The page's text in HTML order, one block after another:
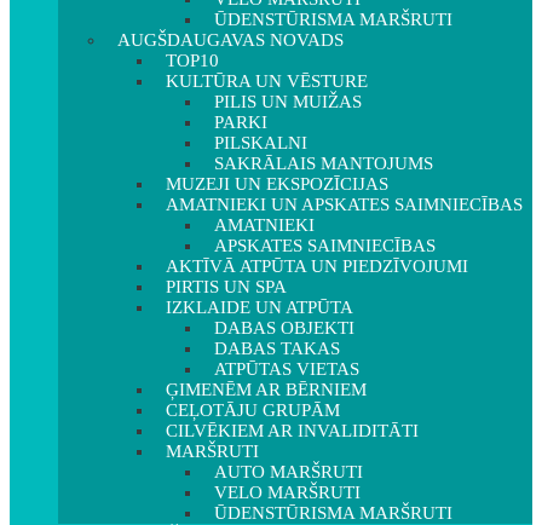
ŪDENSTŪRISMA MARŠRUTI
AUGŠDAUGAVAS NOVADS
TOP10
KULTŪRA UN VĒSTURE
PILIS UN MUIŽAS
PARKI
PILSKALNI
SAKRĀLAIS MANTOJUMS
MUZEJI UN EKSPOZĪCIJAS
AMATNIEKI UN APSKATES SAIMNIECĪBAS
AMATNIEKI
APSKATES SAIMNIECĪBAS
AKTĪVĀ ATPŪTA UN PIEDZĪVOJUMI
PIRTIS UN SPA
IZKLAIDE UN ATPŪTA
DABAS OBJEKTI
DABAS TAKAS
ATPŪTAS VIETAS
ĢIMENĒM AR BĒRNIEM
CEĻOTĀJU GRUPĀM
CILVĒKIEM AR INVALIDITĀTI
MARŠRUTI
AUTO MARŠRUTI
VELO MARŠRUTI
ŪDENSTŪRISMA MARŠRUTI